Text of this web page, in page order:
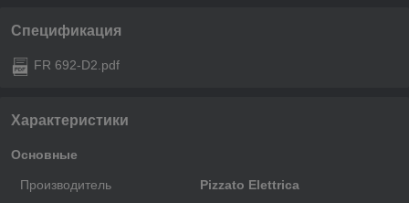
Спецификация
FR 692-D2.pdf
Характеристики
Основные
Производитель
Pizzato Elettrica